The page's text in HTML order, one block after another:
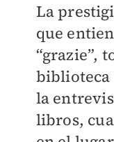
La
que
“grazie”,
biblioteca
la
libros,